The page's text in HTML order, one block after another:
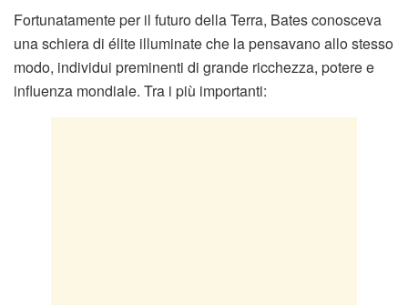
Fortunatamente per il futuro della Terra, Bates conosceva
una schiera di élite illuminate che la pensavano allo stesso
modo, individui preminenti di grande ricchezza, potere e
influenza mondiale. Tra i più importanti: